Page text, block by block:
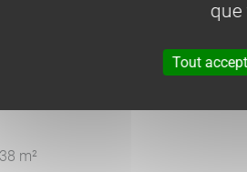
m²
que
Tout